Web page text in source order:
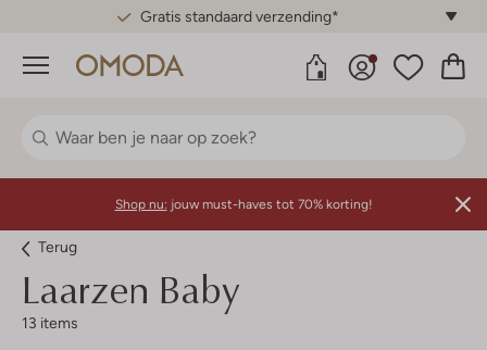
Gratis standaard verzending*
Menu
Shop nu: jouw must-haves tot 70% korting!
Terug
Laarzen Baby
13 items